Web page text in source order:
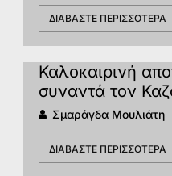
ΔΙΑΒΆΣΤΕ ΠΕΡΙΣΣΌΤΕΡΑ
Καλοκαιρινή
συναντά τον
Σμαράγδα Μουλιάτη
ΔΙΑΒΆΣΤΕ ΠΕΡΙΣΣΌΤΕΡΑ